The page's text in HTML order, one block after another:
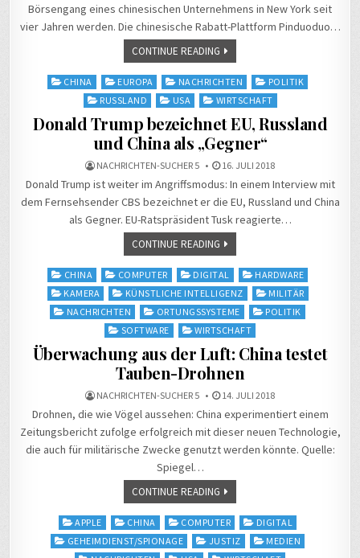
Börsengang eines chinesischen Unternehmens in New York seit
vier Jahren werden. Die chinesische Rabatt-Plattform Pinduoduo…
CONTINUE READING
Posted
CHINA EUROPA NACHRICHTEN
POLITIK
RUSSLAND
USA WIRTSCHAFT
Donald Trump bezeichnet EU, Russland
und China als „Gegner“
NACHRICHTEN-SUCHER 5 16. JULI 2018
Donald Trump ist weiter im Angriffsmodus: In einem Interview mit
dem Fernsehsender CBS bezeichnet er die EU, Russland und China
als Gegner. EU-Ratspräsident Tusk reagierte…
CONTINUE READING
Posted
in
CHINA COMPUTER DIGITAL
HARDWARE
KAMERA
KÜNSTLICHE INTELLIGENZ
MILITÄR
NACHRICHTEN
ORTUNGSSYSTEME
POLITIK
SOFTWARE
WIRTSCHAFT
Überwachung aus der Luft: China testet
Tauben-Drohnen
NACHRICHTEN-SUCHER 5 14. JULI 2018
Drohnen, die wie Vögel aussehen: China experimentiert einem
Zeitungsbericht zufolge erfolgreich mit dieser neuen Technologie,
die auch für militärische Zwecke genutzt werden könnte. Quelle:
Spiegel…
CONTINUE READING
Posted
in
APPLE CHINA COMPUTER
DIGITAL
GEHEIMDIENST/SPIONAGE
JUSTIZ
MEDIEN